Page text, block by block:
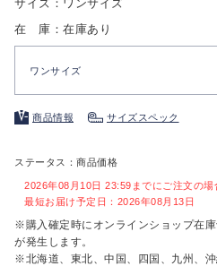
サイズ：ワンサイズ
在 庫：在庫あり
ワンサイズ
商品情報 サイズスペック
ステータス：商品価格
2026年08月10日 23:59までにご注文の場
最短お届け予定日：2026年08月13日
※購入確定時にオンラインショップ在
が発生します。
※北海道、東北、中国、四国、九州、